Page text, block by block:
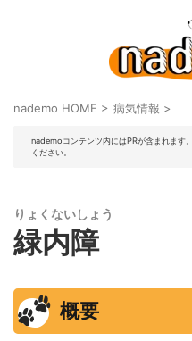
nademo HOME > 病気情報 >
nademoコンテンツ内にはPRが含まれます
ください。
りょくないしょう
緑内障
概要